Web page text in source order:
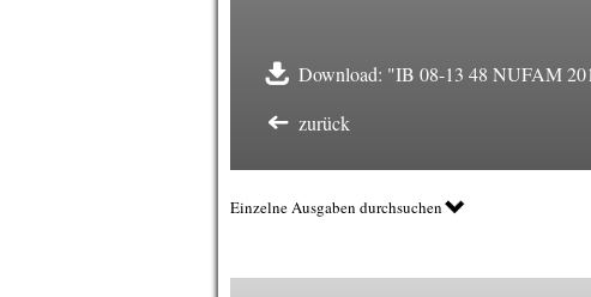
Download: "IB 08-13 48 NUFAM
zurück
Einzelne Ausgaben durchsuchen